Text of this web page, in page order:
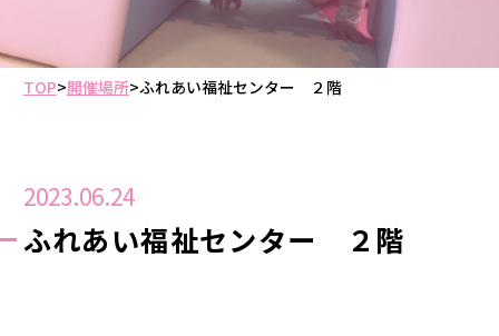
TOP>開催場所>ふれあい福祉センター ２階
2023.06.24
ふれあい福祉センター ２階